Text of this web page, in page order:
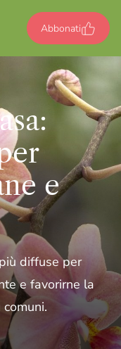
Abbonati
e
diffuse per
e favorirne la